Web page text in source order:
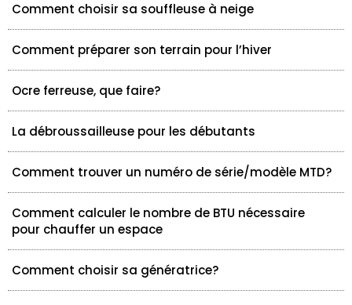
Comment choisir sa souffleuse à neige
Comment préparer son terrain pour l’hiver
Ocre ferreuse, que faire?
La débroussailleuse pour les débutants
Comment trouver un numéro de série/modèle MTD?
Comment calculer le nombre de BTU nécessaire
pour chauffer un espace
Comment choisir sa génératrice?